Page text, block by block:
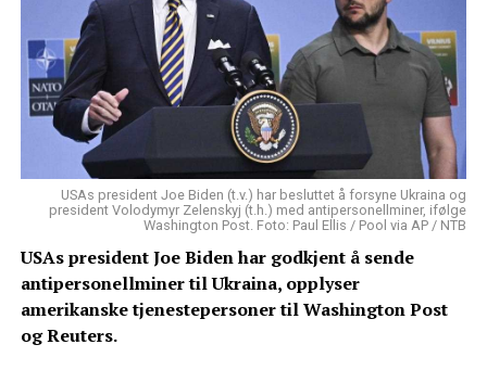
USAs president Joe Biden (t.v.) har besluttet å forsyne Ukraina og
president Volodymyr Zelenskyj (t.h.) med antipersonellminer, ifølge
Washington Post. Foto: Paul Ellis / Pool via AP / NTB
USAs president Joe Biden har godkjent å sende
antipersonellminer til Ukraina, opplyser
amerikanske tjenestepersoner til Washington Post
og Reuters.